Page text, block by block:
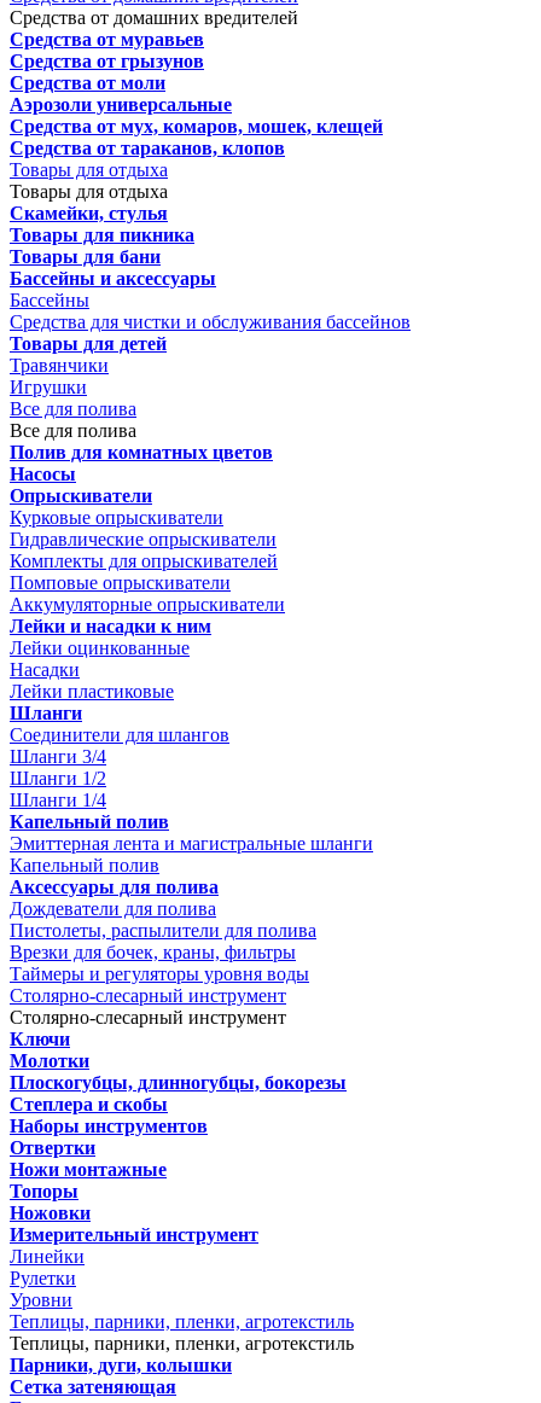
Средства от домашних вредителей
Средства от муравьев
Средства от грызунов
Средства от моли
Аэрозоли универсальные
Средства от мух, комаров, мошек, клещей
Средства от тараканов, клопов
Товары для отдыха
Товары для отдыха
Скамейки, стулья
Товары для пикника
Товары для бани
Бассейны и аксессуары
Бассейны
Средства для чистки и обслуживания бассейнов
Товары для детей
Травянчики
Игрушки
Все для полива
Все для полива
Полив для комнатных цветов
Насосы
Опрыскиватели
Курковые опрыскиватели
Гидравлические опрыскиватели
Комплекты для опрыскивателей
Помповые опрыскиватели
Аккумуляторные опрыскиватели
Лейки и насадки к ним
Лейки оцинкованные
Насадки
Лейки пластиковые
Шланги
Соединители для шлангов
Шланги 3/4
Шланги 1/2
Шланги 1/4
Капельный полив
Эмиттерная лента и магистральные шланги
Капельный полив
Аксессуары для полива
Дождеватели для полива
Пистолеты, распылители для полива
Врезки для бочек, краны, фильтры
Таймеры и регуляторы уровня воды
Столярно-слесарный инструмент
Столярно-слесарный инструмент
Ключи
Молотки
Плоскогубцы, длинногубцы, бокорезы
Степлера и скобы
Наборы инструментов
Отвертки
Ножи монтажные
Топоры
Ножовки
Измерительный инструмент
Линейки
Рулетки
Уровни
Теплицы, парники, пленки, агротекстиль
Теплицы, парники, пленки, агротекстиль
Парники, дуги, колышки
Сетка затеняющая